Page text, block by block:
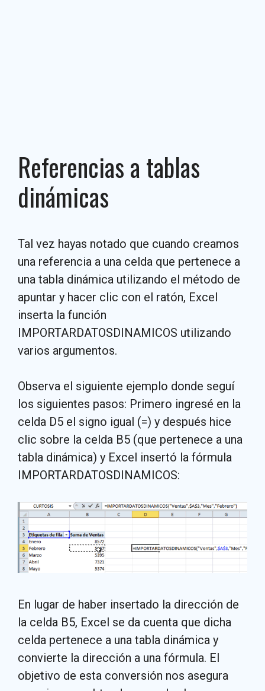
Referencias a tablas
dinámicas
Tal vez hayas notado que cuando creamos
una referencia a una celda que pertenece a
una tabla dinámica utilizando el método de
apuntar y hacer clic con el ratón, Excel
inserta la función
IMPORTARDATOSDINAMICOS utilizando
varios argumentos.
Observa el siguiente ejemplo donde seguí
los siguientes pasos: Primero ingresé en la
celda D5 el signo igual (=) y después hice
clic sobre la celda B5 (que pertenece a una
tabla dinámica) y Excel insertó la fórmula
IMPORTARDATOSDINAMICOS:
En lugar de haber insertado la dirección de
la celda B5, Excel se da cuenta que dicha
celda pertenece a una tabla dinámica y
convierte la dirección a una fórmula. El
objetivo de esta conversión nos asegura